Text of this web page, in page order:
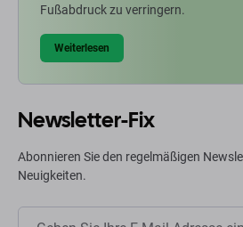
Fußabdruck zu verringern.
Weiterlesen
Newsletter-Fix
Abonnieren Sie den regelmäßigen
Neuigkeiten.